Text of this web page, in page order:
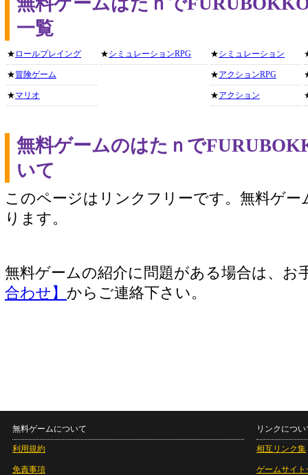
一覧
★ ロールプレイング
★冒険ゲーム
★マリオ
★シミュレーションRPG ★シミュレーション
★アクションRPG
★アクション
無料ゲームのはたｎで
いて
このページはリンクフリーです。無料ゲー
ります。
無料ゲームの紹介に問題がある場合は、お
合わせ】 からご連絡下さい。
無料ゲームについて
利用規約
免責事項
リンクについ
相互リンク集
ゲームサイト